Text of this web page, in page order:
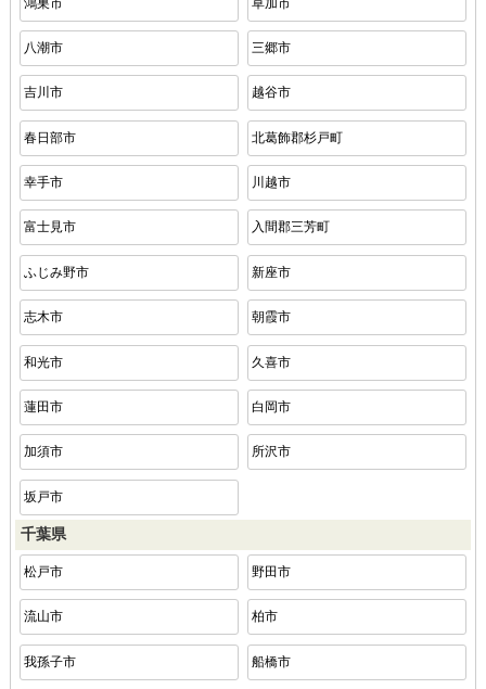
八潮市 三郷市
吉川市 越谷市
春日部市 北葛飾郡杉戸町
幸手市 川越市
富士見市 入間郡三芳町
ふじみ野市 新座市
志木市 朝霞市
和光市 久喜市
蓮田市 白岡市
加須市 所沢市
坂戸市
千葉県
松戸市 野田市
流山市 柏市
我孫子市 船橋市